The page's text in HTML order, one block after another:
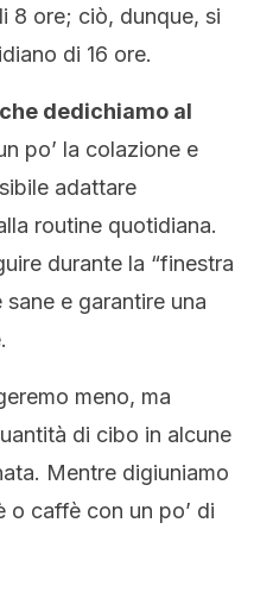
8 ore; ciò, dunque, si
di 16 ore.
dedichiamo al
po’ la colazione e
adattare
routine quotidiana.
durante la “finestra
e garantire una
meno, ma
di cibo in alcune
Mentre digiuniamo
o caffè con un po’ di